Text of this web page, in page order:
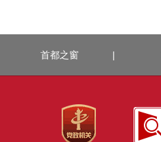
首都之窗 |